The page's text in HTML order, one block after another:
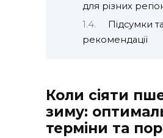
для різних
Підсумки та
рекомендації
Коли сіяти
зиму:
терміни та